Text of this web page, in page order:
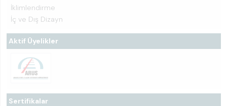
İklimlendirme
İç ve Dış Dizayn
Aktif Üyelikler
Sertifikalar